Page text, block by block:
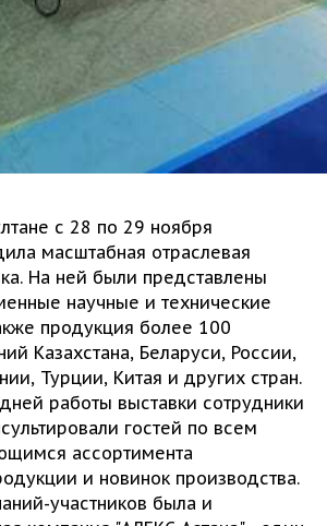
с 28 по 29 ноября
масштабная отраслевая
На ней были представлены
научные и технические
продукция более 100
Казахстана, Беларуси, России,
Турции, Китая и других стран.
работы выставки сотрудники
гостей по всем
ассортимента
и новинок производства.
участников была и